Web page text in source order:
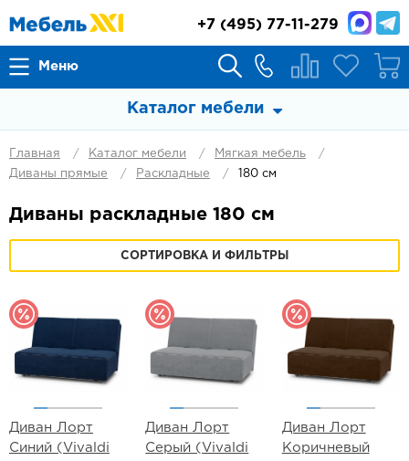
Меню
+7 (495) 77-11-279
Каталог мебели
Главная Каталог мебели
Мягкая мебель
Диваны прямые
Раскладные 180 см
Диваны раскладные 180 см
СОРТИРОВКА И ФИЛЬТРЫ
Диван Лорт
Синий (Vivaldi
Диван Лорт
Серый (Vivaldi
Диван Лорт
Коричневый